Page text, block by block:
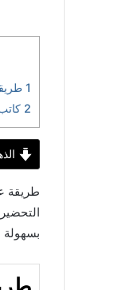
1
2
طريقة
بسهولة